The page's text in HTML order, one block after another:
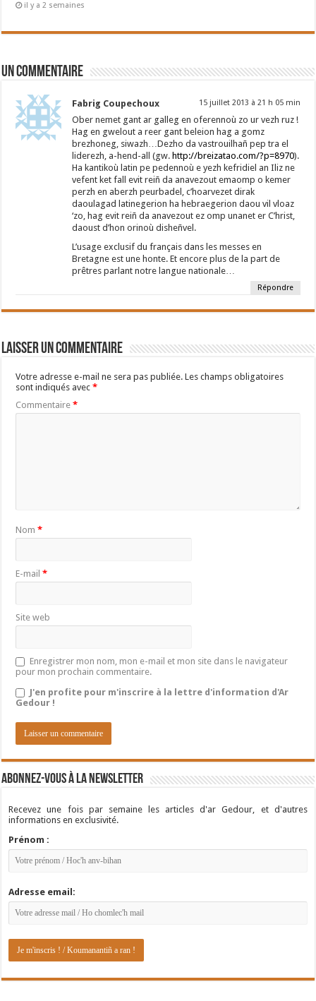
il y a 2 semaines
Un commentaire
Fabrig Coupechoux 15 juillet 2013 à 21 h 05 min
Ober nemet gant ar galleg en oferennoù zo ur vezh ruz !
Hag en gwelout a reer gant beleion hag a gomz
brezhoneg, siwazh…Dezho da vastrouilhañ pep tra el
liderezh, a-hend-all (gw. http://breizatao.com/?p=8970).
Ha kantikoù latin pe pedennoù e yezh kefridiel an Iliz ne
vefent ket fall evit reiñ da anavezout emaomp o kemer
perzh en aberzh peurbadel, c’hoarvezet dirak
daoulagad latinegerion ha hebraegerion daou vil vloaz
‘zo, hag evit reiñ da anavezout ez omp unanet er C’hrist,
daoust d’hon orinoù disheñvel.
L’usage exclusif du français dans les messes en
Bretagne est une honte. Et encore plus de la part de
prêtres parlant notre langue nationale…
Répondre
Laisser un commentaire
Votre adresse e-mail ne sera pas publiée. Les champs obligatoires
sont indiqués avec*
Commentaire*
Nom*
E-mail*
Site web
Enregistrer mon nom, mon e-mail et mon site dans le navigateur
pour mon prochain commentaire.
J'en profite pour m'inscrire à la lettre d'information d'Ar
Gedour !
Abonnez-vous à la newsletter
Recevez une fois par semaine les articles d'ar Gedour, et d'autres
informations en exclusivité.
Prénom :
Adresse email: